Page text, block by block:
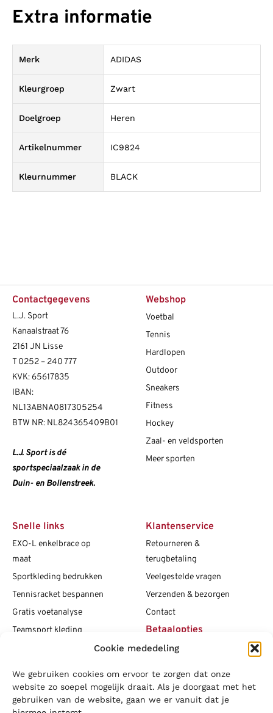
Cookie mededeling
We gebruiken cookies om ervoor te zorgen dat onze
website zo soepel mogelijk draait. Als je doorgaat met het
gebruiken van de website, gaan we er vanuit dat je
Extra informatie
Merk ADIDAS
Kleurgroep Zwart
Doelgroep Heren
Artikelnummer IC9824
Kleurnummer BLACK
Contactgegevens
L.J. Sport
Kanaalstraat 76
2161 JN Lisse
T 0252 – 240 777
KVK: 65617835
IBAN:
NL13ABNA0817305254
BTW NR: NL824365409B01
L.J. Sport is dé
sportspeciaalzaak in de
Duin- en Bollenstreek.
Webshop
Voetbal
Tennis
Hardlopen
Outdoor
Sneakers
Fitness
Hockey
Zaal- en veldsporten
Meer sporten
Snelle links
EXO-L enkelbrace op
maat
Sportkleding bedrukken
Tennisracket bespannen
Gratis voetanalyse
Teamsport kleding
Vacatures
Blogs
Klantenservice
Retourneren &
terugbetaling
Veelgestelde vragen
Verzenden & bezorgen
Contact
Betaalopties
Social media